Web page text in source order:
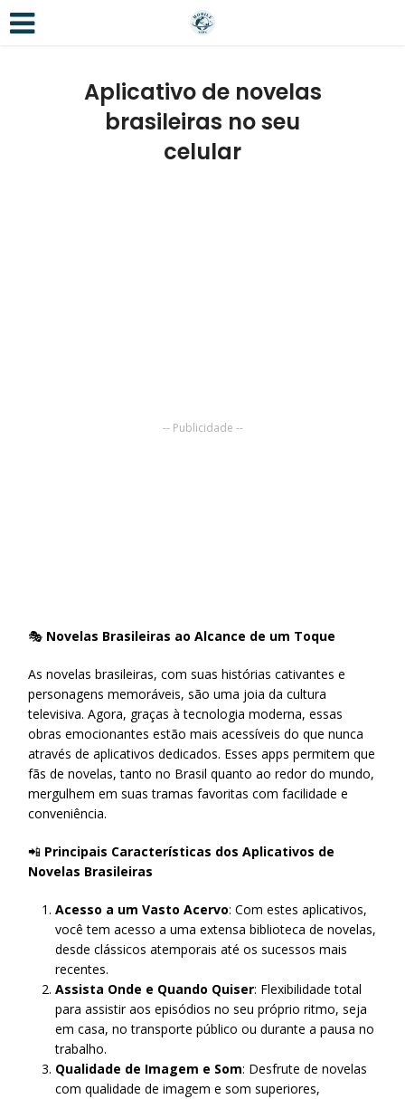
Aplicativo de novelas
brasileiras no seu
celular
-- Publicidade --
🎭 Novelas Brasileiras ao Alcance de um Toque
As novelas brasileiras, com suas histórias cativantes e
personagens memoráveis, são uma joia da cultura
televisiva. Agora, graças à tecnologia moderna, essas
obras emocionantes estão mais acessíveis do que nunca
através de aplicativos dedicados. Esses apps permitem que
fãs de novelas, tanto no Brasil quanto ao redor do mundo,
mergulhem em suas tramas favoritas com facilidade e
conveniência.
📲 Principais Características dos Aplicativos de
Novelas Brasileiras
Acesso a um Vasto Acervo: Com estes aplicativos,
você tem acesso a uma extensa biblioteca de novelas,
desde clássicos atemporais até os sucessos mais
recentes.
Assista Onde e Quando Quiser: Flexibilidade total
para assistir aos episódios no seu próprio ritmo, seja
em casa, no transporte público ou durante a pausa no
trabalho.
Qualidade de Imagem e Som: Desfrute de novelas
com qualidade de imagem e som superiores,